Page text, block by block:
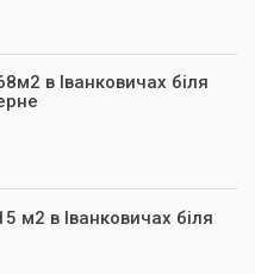
в Іванковичах біля
м2 в Іванковичах біля